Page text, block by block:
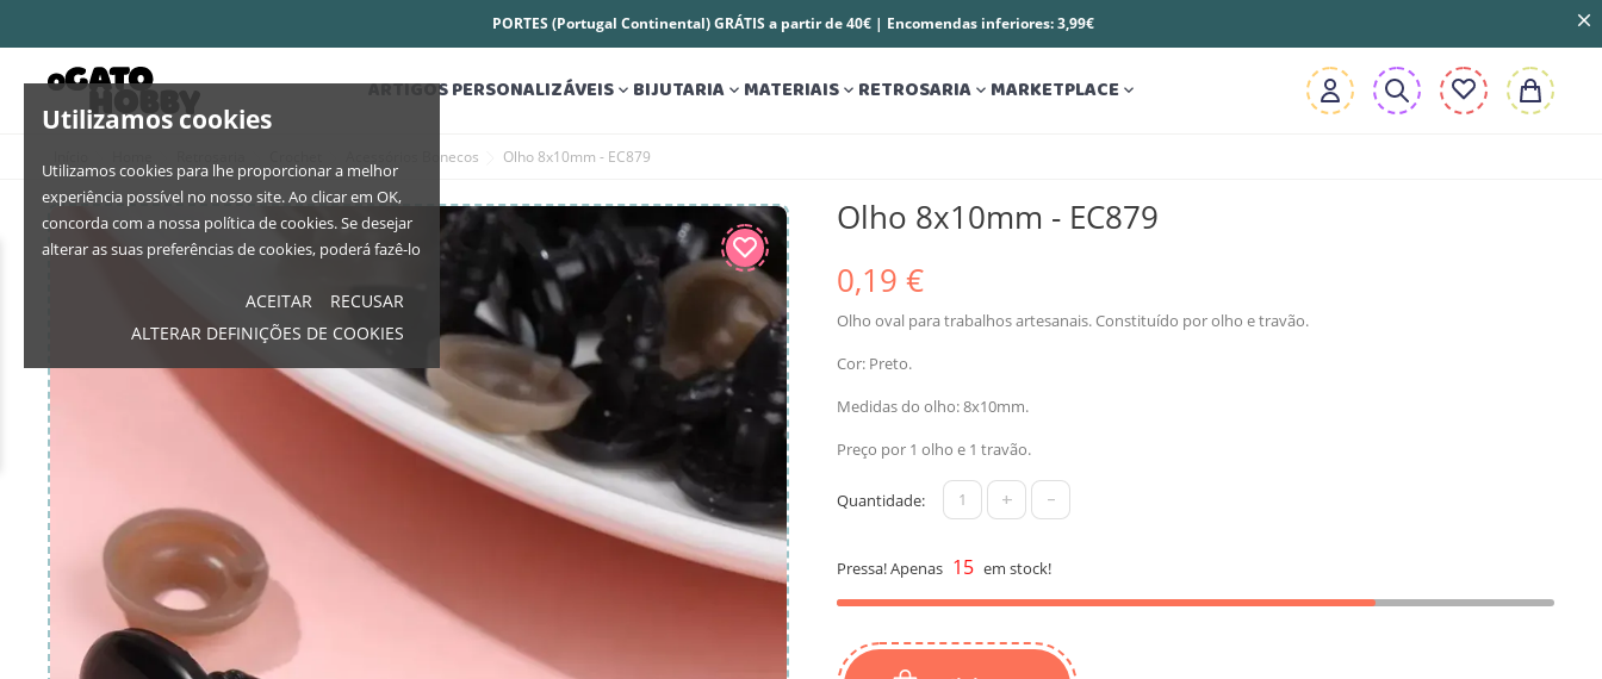
Utilizamos cookies
Utilizamos cookies para lhe proporcionar a melhor
experiência possível no nosso site. Ao clicar em OK,
concorda com a nossa política de cookies. Se desejar
alterar as suas preferências de cookies, poderá fazê-lo
ACEITAR
RECUSAR
ALTERAR DEFINIÇÕES DE COOKIES
PORTES (Portugal Continental) GRÁTIS a partir de 40€ | Encomendas inferiores: 3,99€
ARTIGOS PERSONALIZÁVEIS BIJUTARIA MATERIAIS RETROSARIA MARKETPLACE 
Acessórios Bonecos Olho 8x10mm - EC879
Olho 8x10mm - EC879
0,19 €
Olho oval para trabalhos artesanais. Constituído por olho e travão.
Cor: Preto.
Medidas do olho: 8x10mm.
Preço por 1 olho e 1 travão.
Quantidade: + -
Pressa! Apenas 15 em stock!